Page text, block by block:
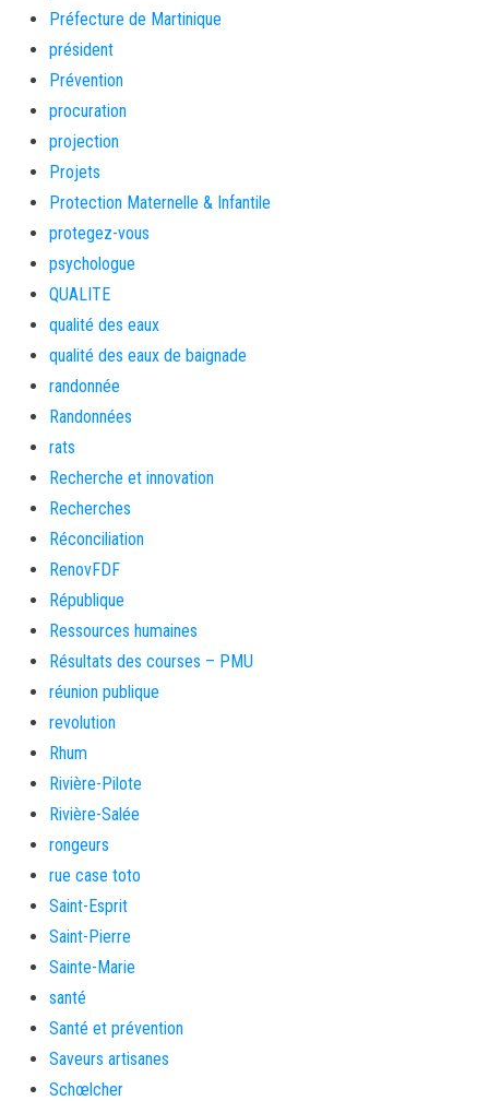
Préfecture de Martinique
président
Prévention
procuration
projection
Projets
Protection Maternelle & Infantile
protegez-vous
psychologue
QUALITE
qualité des eaux
qualité des eaux de baignade
randonnée
Randonnées
rats
Recherche et innovation
Recherches
Réconciliation
RenovFDF
République
Ressources humaines
Résultats des courses – PMU
réunion publique
revolution
Rhum
Rivière-Pilote
Rivière-Salée
rongeurs
rue case toto
Saint-Esprit
Saint-Pierre
Sainte-Marie
santé
Santé et prévention
Saveurs artisanes
Schœlcher